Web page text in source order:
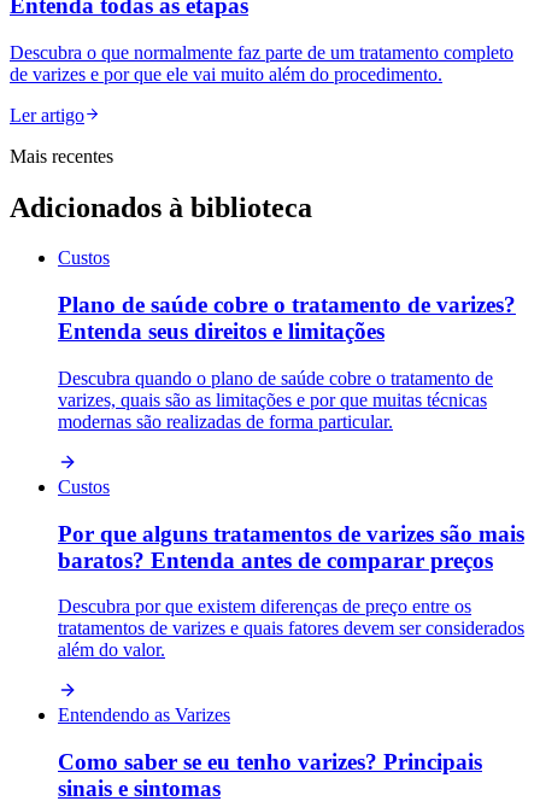
Entenda todas as etapas
Descubra o que normalmente faz parte de um tratamento completo
de varizes e por que ele vai muito além do procedimento.
Ler artigo
Mais recentes
Adicionados à biblioteca
Custos
Plano de saúde cobre o tratamento de varizes?
Entenda seus direitos e limitações
Descubra quando o plano de saúde cobre o tratamento de
varizes, quais são as limitações e por que muitas técnicas
modernas são realizadas de forma particular.
Custos
Por que alguns tratamentos de varizes são mais
baratos? Entenda antes de comparar preços
Descubra por que existem diferenças de preço entre os
tratamentos de varizes e quais fatores devem ser considerados
além do valor.
Entendendo as Varizes
Como saber se eu tenho varizes? Principais
sinais e sintomas